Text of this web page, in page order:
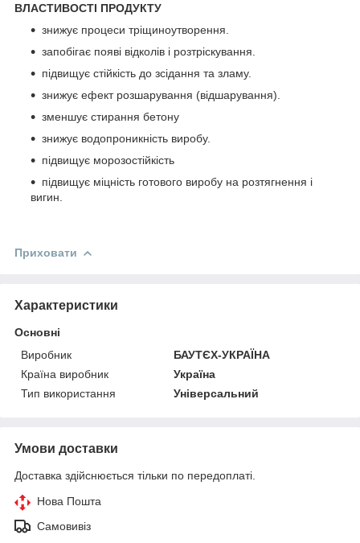
ВЛАСТИВОСТІ ПРОДУКТУ
знижує процеси тріщиноутворення.
запобігає появі відколів і розтріскування.
підвищує стійкість до зсідання та зламу.
знижує ефект розшарування (відшарування).
зменшує стирання бетону
знижує водопроникність виробу.
підвищує морозостійкість
підвищує міцність готового виробу на розтягнення і
вигин.
Приховати
Характеристики
Основні
Виробник
БАУТЄХ-УКРАЇНА
Країна виробник
Україна
Тип використання
Універсальний
Умови доставки
Доставка здійснюється тільки по передоплаті.
Нова Пошта
Самовивіз